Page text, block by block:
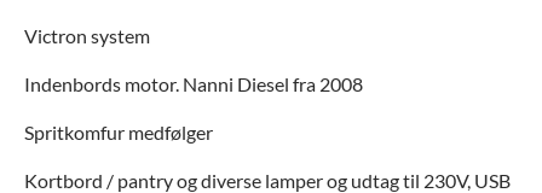
Victron system
Indenbords motor. Nanni Diesel fra 2008
Spritkomfur medfølger
Kortbord / pantry og diverse lamper og udtag til 230V, USB